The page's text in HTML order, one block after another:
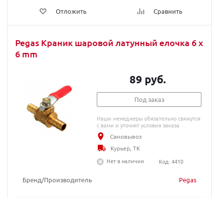
Отложить Сравнить
Pegas Краник шаровой латунный елочка 6 x
6 mm
Бренд/Производитель Pegas
89 руб.
Под заказ
Наши менеджеры обязательно свяжутся
с вами и уточнят условия заказа
Самовывоз
Курьер, ТК
Нет в наличии
Код: 4410